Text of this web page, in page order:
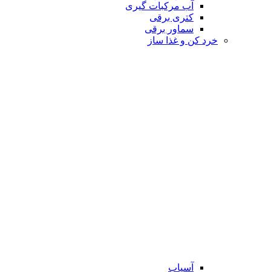
آب مرکبات گیری
کتری برقی
سماور برقی
خرد کن و غذا ساز
آسیاب